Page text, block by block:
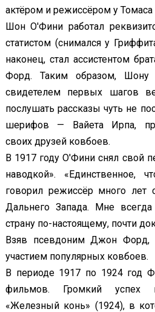
актёром и режиссёром у Томаса
Шон О'Фини работал
статистом (снимался у
наконец, стал ассистентом
Форд. Таким образом, Шону
свидетелем первых шагов
послушать рассказы чуть не
шерифов — Вайета Ирпа,
своих друзей ковбоев.
В 1917 году О'Фини снял свой
наводкой». «Единственное,
говорил режиссёр много лет
Дальнего Запада. Мне всегда
страну по-настоящему, почти
Взяв псевдоним Джон Форд,
участием популярных ковбоев.
В периоде 1917 по 1924 год
фильмов. Громкий успех
«Железный конь» (1924), в